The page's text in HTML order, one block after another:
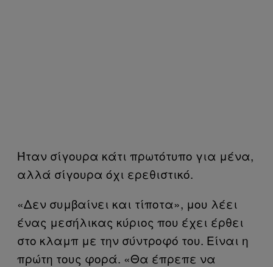
Ήταν σίγουρα κάτι πρωτότυπο για μένα,
αλλά σίγουρα όχι ερεθιστικό.
«Δεν συμβαίνει και τίποτα», μου λέει
ένας μεσήλικας κύριος που έχει έρθει
στο κλαμπ με την σύντροφό του. Είναι η
πρώτη τους φορά. «Θα έπρεπε να